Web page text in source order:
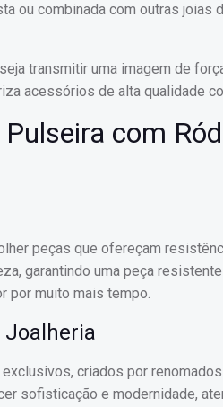
ou combinada com outras joias
transmitir uma imagem de
acessórios de alta qualidade
com
peças que ofereçam
garantindo uma peça
por muito mais tempo.
Joalheria
criados por
sofisticação e modernidade,